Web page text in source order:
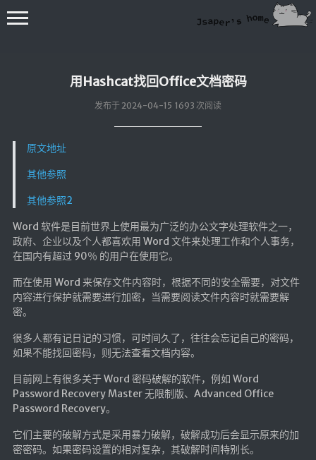
用Hashcat找回Office文档密码
发布于 2024-04-15 1693 次阅读
原文地址
其他参照
其他参照2
Word 软件是目前世界上使用最为广泛的办公文字处理软件之一，
政府、企业以及个人都喜欢用 Word 文件来处理工作和个人事务，
在国内有超过 90％ 的用户在使用它。
而在使用 Word 来保存文件内容时，根据不同的安全需要，对文件
内容进行保护就需要进行加密，当需要阅读文件内容时就需要解
密。
很多人都有记日记的习惯，可时间久了，往往会忘记自己的密码，
如果不能找回密码，则无法查看文档内容。
目前网上有很多关于 Word 密码破解的软件，例如 Word
Password Recovery Master 无限制版、Advanced Office
Password Recovery。
它们主要的破解方式是采用暴力破解，破解成功后会显示原来的加
密密码。如果密码设置的相对复杂，其破解时间特别长。
导航站
综合导航
合集网
鱼塘热榜
暗网导航
简易代理
网页代理
网页代理备用
Google访问助手